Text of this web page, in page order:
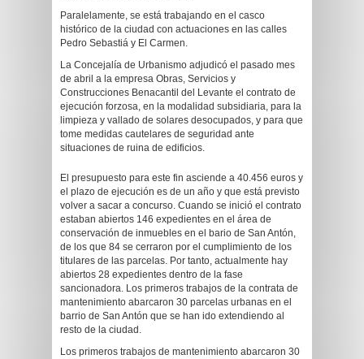
Paralelamente, se está trabajando en el casco
histórico de la ciudad con actuaciones en las calles
Pedro Sebastiá y El Carmen.
La Concejalía de Urbanismo adjudicó el pasado mes
de abril a la empresa Obras, Servicios y
Construcciones Benacantil del Levante el contrato de
ejecución forzosa, en la modalidad subsidiaria, para la
limpieza y vallado de solares desocupados, y para que
tome medidas cautelares de seguridad ante
situaciones de ruina de edificios.
El presupuesto para este fin asciende a 40.456 euros y
el plazo de ejecución es de un año y que está previsto
volver a sacar a concurso. Cuando se inició el contrato
estaban abiertos 146 expedientes en el área de
conservación de inmuebles en el bario de San Antón,
de los que 84 se cerraron por el cumplimiento de los
titulares de las parcelas. Por tanto, actualmente hay
abiertos 28 expedientes dentro de la fase
sancionadora. Los primeros trabajos de la contrata de
mantenimiento abarcaron 30 parcelas urbanas en el
barrio de San Antón que se han ido extendiendo al
resto de la ciudad.
Los primeros trabajos de mantenimiento abarcaron 30